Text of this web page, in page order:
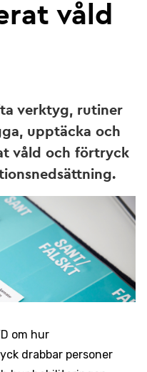
våld
verktyg, rutiner
upptäcka och
våld och förtryck
om hur
drabbar personer